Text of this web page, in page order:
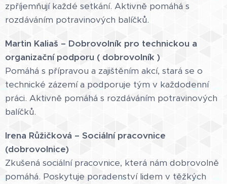
zpříjemňují každé setkání. Aktivně pomáhá s
rozdáváním potravinových balíčků.
Martin Kaliaš – Dobrovolník pro technickou a
organizační podporu ( dobrovolník )
Pomáhá s přípravou a zajištěním akcí, stará se o
technické zázemí a podporuje tým v každodenní
práci. Aktivně pomáhá s rozdáváním potravinových
balíčků.
Irena Růžičková – Sociální pracovnice
(dobrovolnice)
Zkušená sociální pracovnice, která nám dobrovolně
pomáhá. Poskytuje poradenství lidem v těžkých